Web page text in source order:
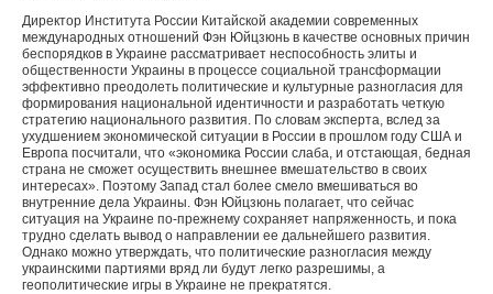
Директор Института России Китайской академии современных
международных отношений Фэн Юйцзюнь в качестве основных причин
беспорядков в Украине рассматривает неспособность элиты и
общественности Украины в процессе социальной трансформации
эффективно преодолеть политические и культурные разногласия для
формирования национальной идентичности и разработать четкую
стратегию национального развития. По словам эксперта, вслед за
ухудшением экономической ситуации в России в прошлом году США и
Европа посчитали, что «экономика России слаба, и отстающая, бедная
страна не сможет осуществить внешнее вмешательство в своих
интересах». Поэтому Запад стал более смело вмешиваться во
внутренние дела Украины. Фэн Юйцзюнь полагает, что сейчас
ситуация на Украине по-прежнему сохраняет напряженность, и пока
трудно сделать вывод о направлении ее дальнейшего развития.
Однако можно утверждать, что политические разногласия между
украинскими партиями вряд ли будут легко разрешимы, а
геополитические игры в Украине не прекратятся.